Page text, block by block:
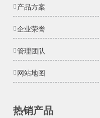
产品方案
企业荣誉
管理团队
网站地图
热销产品